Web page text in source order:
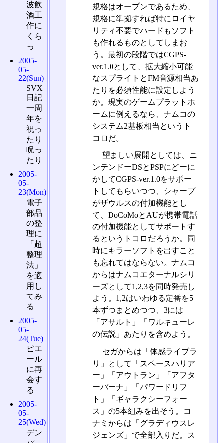
規格はオープンであるため、
規格に準拠すれば特にロイヤ
リティ不要でハードもソフト
も作れるものとしてしまお
う。最初の段階ではCGPS-
ver.1.0として、拡大縮小可能
なスプライトとFM音源相当あ
たりを必須性能に設定しよう
か。現実のゲームプラットホ
ームに例えるなら、ナムコの
システム2基板相当というト
コロだ。
望ましい展開としては、ニ
ンテンドーDSとPSPにどーに
かしてCGPS-ver.1.0をサポー
トしてもらいつつ、シャープ
がザウルスの付加機能とし
て、DoCoMoとAUが携帯電話
の付加機能としてサポートす
るというトコロだろうか。同
時にキラーソフトを出すこと
も忘れてはならない。ナムコ
からはナムコエターナルシリ
ーズとして1,2,3を同時発売し
よう。1,2はいわゆる定番を5
本ずつまとめつつ、3には
「アサルト」「ワルキューレ
の伝説」あたりを含めよう。
セガからは「体感ライブラ
リ」として「スペースハリア
ー」「アウトラン」「アフタ
ーバーナ」「パワードリフ
ト」「ギャラクシーフォー
ス」の5本組みを出そう。コ
ナミからは「グラディウスレ
ジェンズ」で全部入りだ。ス
波飲
酒工
作に
くら
っ
2005-
05-
22(Sun)
SVX
日記
一周
年を
祝っ
たり
呪っ
たり
2005-
05-
23(Mon)
電子
部品
の整
理に
「超
整理
法」
を適
用し
てみ
る
2005-
05-
24(Tue)
ピエ
ール
に再
会す
る
2005-
05-
25(Wed)
デン